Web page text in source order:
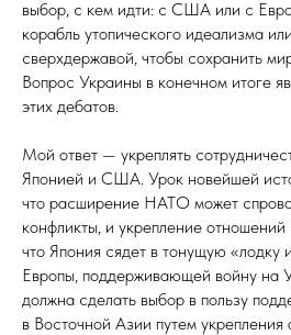
выбор, с кем идти: с США или с
корабль утопического идеализма
сверхдержавой, чтобы сохранить
Вопрос Украины в конечном итоге
этих дебатов.
Мой ответ — укреплять
Японией и США. Урок новейшей
что расширение НАТО может
конфликты, и укрепление
что Япония сядет в тонущую «лодку
Европы, поддерживающей войну на
должна сделать выбор в пользу
в Восточной Азии путем